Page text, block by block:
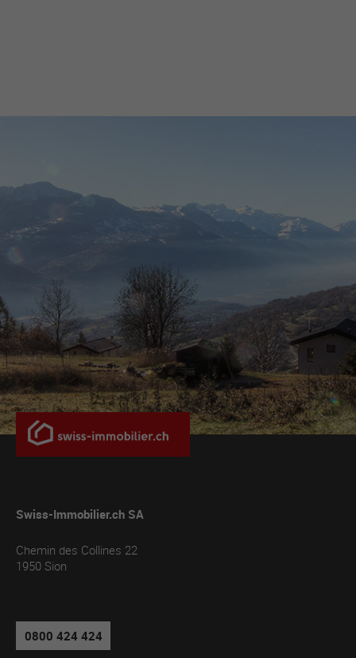
Swiss-Immobilier.ch SA
Chemin des Collines 22
1950 Sion
0800 424 424